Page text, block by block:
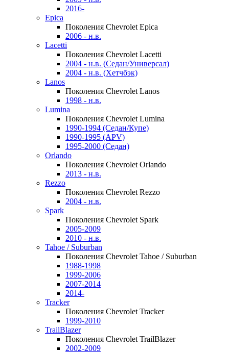
2016-
Epica
Поколения Chevrolet Epica
2006 - н.в.
Lacetti
Поколения Chevrolet Lacetti
2004 - н.в. (Седан/Универсал)
2004 - н.в. (Хетчбэк)
Lanos
Поколения Chevrolet Lanos
1998 - н.в.
Lumina
Поколения Chevrolet Lumina
1990-1994 (Седан/Купе)
1990-1995 (APV)
1995-2000 (Седан)
Orlando
Поколения Chevrolet Orlando
2013 - н.в.
Rezzo
Поколения Chevrolet Rezzo
2004 - н.в.
Spark
Поколения Chevrolet Spark
2005-2009
2010 - н.в.
Tahoe / Suburban
Поколения Chevrolet Tahoe / Suburban
1988-1998
1999-2006
2007-2014
2014-
Tracker
Поколения Chevrolet Tracker
1999-2010
TrailBlazer
Поколения Chevrolet TrailBlazer
2002-2009